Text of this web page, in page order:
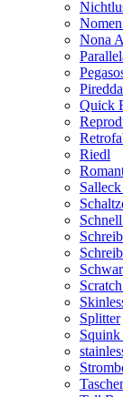
Nona
Quick
Riedl
Splitter